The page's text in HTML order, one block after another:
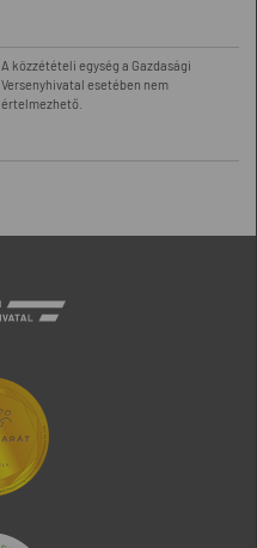
A közzétételi egység a Gazdasági
Versenyhivatal esetében nem
értelmezhető.